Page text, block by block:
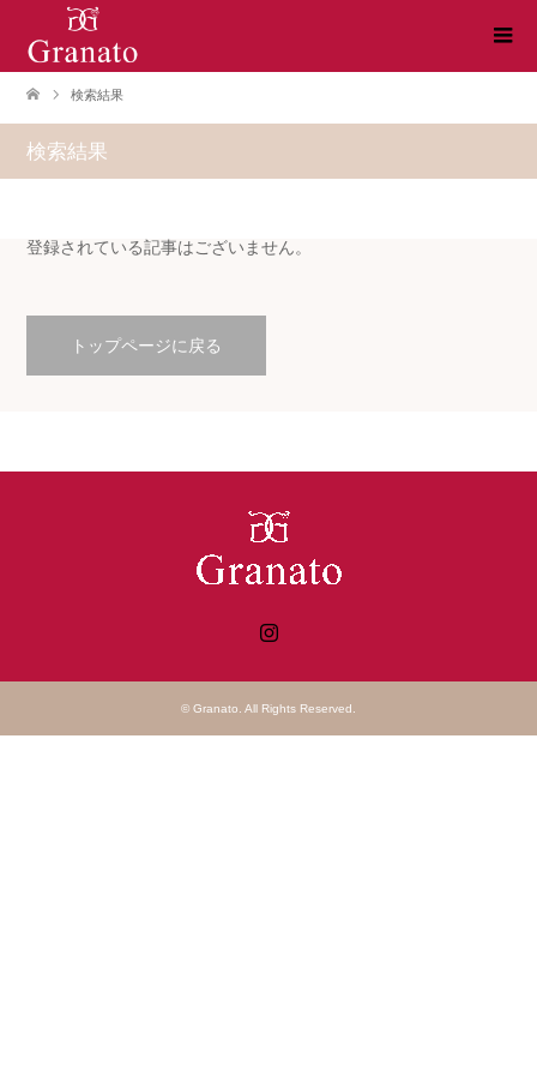
検索結果
検索結果
登録されている記事はございません。
トップページに戻る
© Granato . All Rights Reserved.